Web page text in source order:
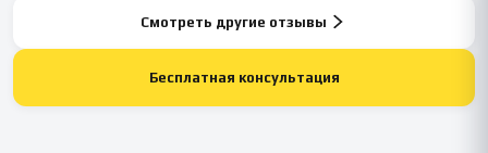
Смотреть другие отзывы
Бесплатная консультация